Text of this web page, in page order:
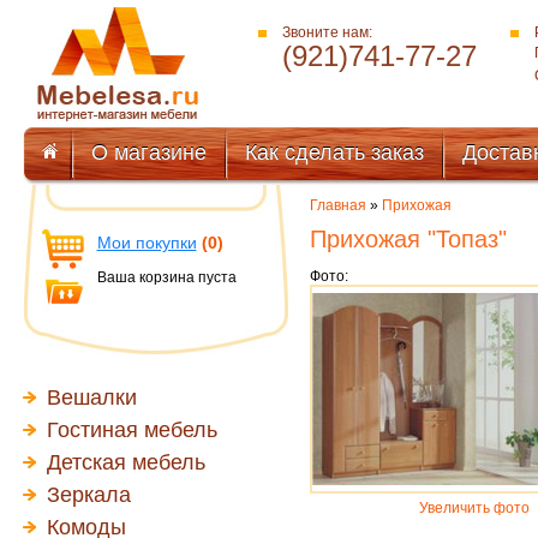
Звоните нам:
(921)741-77-27
О магазине Как сделать заказ
Мои покупки (0)
Ваша корзина пуста
Вешалки
Гостиная мебель
Детская мебель
Зеркала
Комоды
Главная » Прихожая
Прихожая "Топаз"
Фото:
Увеличить фото